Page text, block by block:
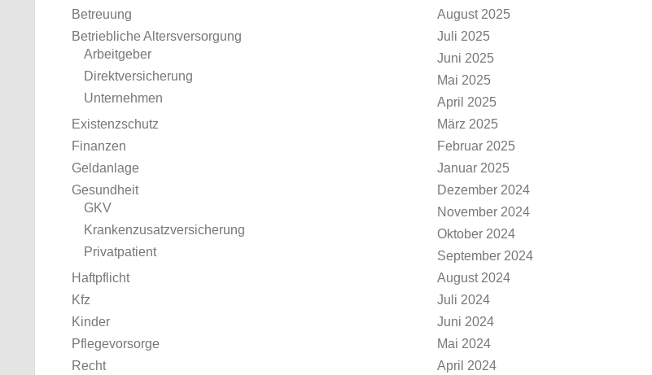
Betreuung
Betriebliche Altersversorgung
Arbeitgeber
Direktversicherung
Unternehmen
Existenzschutz
Finanzen
Geldanlage
Gesundheit
GKV
Krankenzusatzversicherung
Privatpatient
Haftpflicht
Kfz
Kinder
Pflegevorsorge
Recht
August 2025
Juli 2025
Juni 2025
Mai 2025
April 2025
März 2025
Februar 2025
Januar 2025
Dezember 2024
November 2024
Oktober 2024
September 2024
August 2024
Juli 2024
Juni 2024
Mai 2024
April 2024